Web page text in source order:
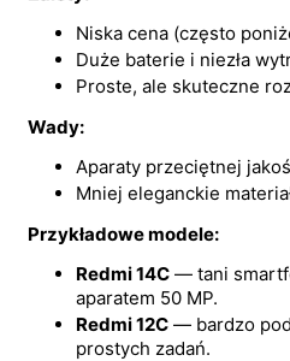
Niska cena (często
Duże baterie i niezła
Proste, ale skuteczne
Wady:
Aparaty przeciętnej
Mniej eleganckie
Przykładowe modele:
Redmi 14C — tani
aparatem 50 MP.
Redmi 12C — bardzo
prostych zadań.